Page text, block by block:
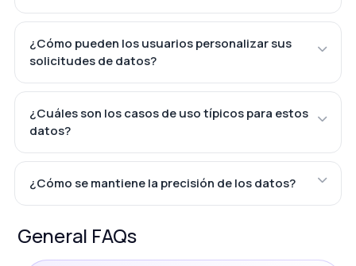
¿Cómo pueden los usuarios personalizar sus
solicitudes de datos?
¿Cuáles son los casos de uso típicos para estos
datos?
¿Cómo se mantiene la precisión de los datos?
General FAQs